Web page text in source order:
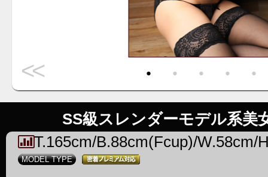
<< ・ ・ ・ ・ ・
SS級スレンダーモデル系美
T.165cm/B.88cm(Fcup)/W.58cm/
MODEL TYPE